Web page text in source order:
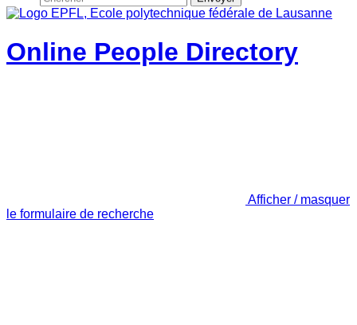
Online People Directory
Afficher / masquer
le formulaire de recherche